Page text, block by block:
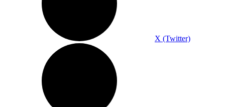
X (Twitter)